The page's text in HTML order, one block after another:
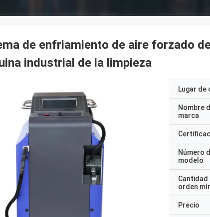
de enfriamiento de aire forzado
industrial de la limpieza
Lugar de
Nombre
marca
Número
modelo
Cantidad
orden
Precio